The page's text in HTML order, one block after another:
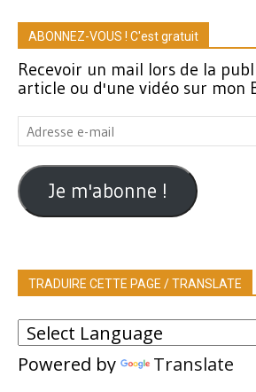
ABONNEZ-VOUS ! C'est gratuit
Recevoir un mail lors de la
article ou d'une vidéo sur mon
Adresse
e-
mail
Je m'abonne !
TRADUIRE CETTE PAGE / TRANSLATE
Powered by Translate